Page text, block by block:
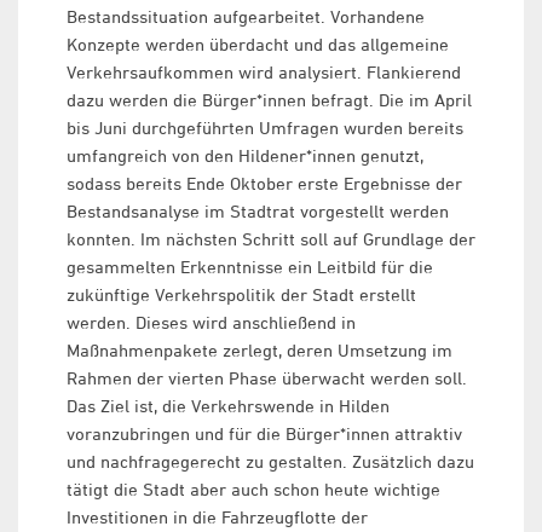
Bestandssituation aufgearbeitet. Vorhandene
Konzepte werden überdacht und das allgemeine
Verkehrsaufkommen wird analysiert. Flankierend
dazu werden die Bürger*innen befragt. Die im April
bis Juni durchgeführten Umfragen wurden bereits
umfangreich von den Hildener*innen genutzt,
sodass bereits Ende Oktober erste Ergebnisse der
Bestandsanalyse im Stadtrat vorgestellt werden
konnten. Im nächsten Schritt soll auf Grundlage der
gesammelten Erkenntnisse ein Leitbild für die
zukünftige Verkehrspolitik der Stadt erstellt
werden. Dieses wird anschließend in
Maßnahmenpakete zerlegt, deren Umsetzung im
Rahmen der vierten Phase überwacht werden soll.
Das Ziel ist, die Verkehrswende in Hilden
voranzubringen und für die Bürger*innen attraktiv
und nachfragegerecht zu gestalten. Zusätzlich dazu
tätigt die Stadt aber auch schon heute wichtige
Investitionen in die Fahrzeugflotte der